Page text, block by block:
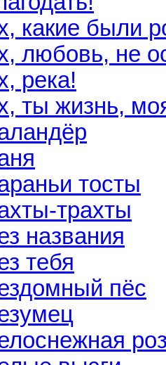
какие были
любовь, не
река!
ты жизнь,
тосты
трахты
названия
тебя
пёс